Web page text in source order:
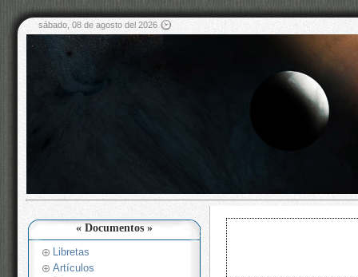
sábado, 08 de agosto del 2026
« Documentos »
Libretas
Artículos